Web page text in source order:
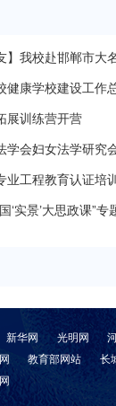
】我校赴邯郸市大
健康学校建设工作
展训练营开营
学会妇女法学研究
业工程教育认证培
‘实景’大思政课”专
新华网 光明网
教育部网站 长